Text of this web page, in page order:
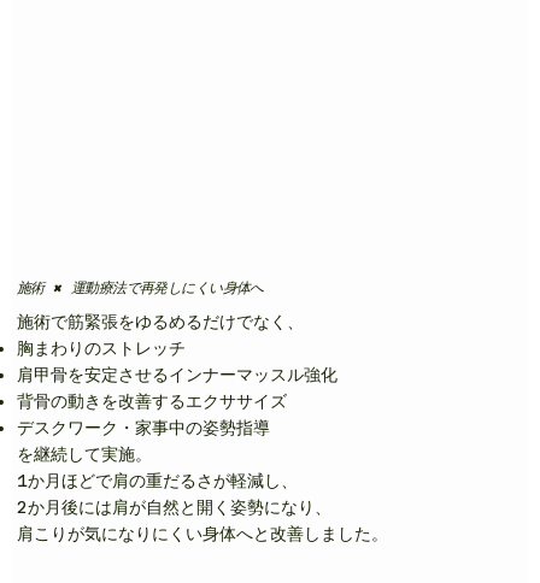
施術 × 運動療法で再発しにくい身体へ
施術で筋緊張をゆるめるだけでなく、
胸まわりのストレッチ
肩甲骨を安定させるインナーマッスル強化
背骨の動きを改善するエクササイズ
デスクワーク・家事中の姿勢指導
を継続して実施。
1か月ほどで肩の重だるさが軽減し、
2か月後には肩が自然と開く姿勢になり、
肩こりが気になりにくい身体へと改善しました。